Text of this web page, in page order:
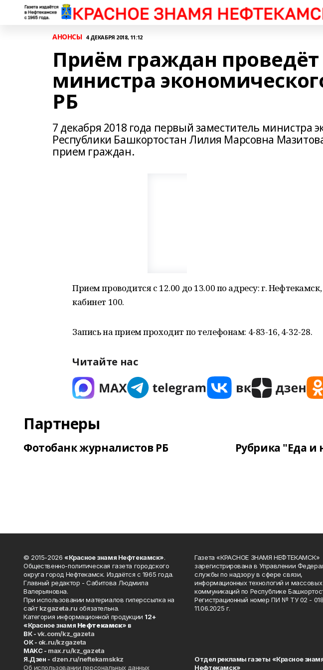
АНОНСЫ 4 ДЕКАБРЯ 2018, 11:12
Приём граждан
министра
РБ
7 декабря 2018 года первый заместитель министра
Республики Башкортостан Лилия Марсовна
прием граждан.
Прием проводится с 12.00 до 13.00 по адресу: г.
кабинет 100.
Запись на прием проходит по телефонам: 4-83-16, 4-32-28.
Читайте нас
Партнеры
Фотобанк журналистов РБ Рубрика "Еда и
© 2015-2026 «Красное знамя Нефтекамск».
Общественно-политическая газета городского
округа город Нефтекамск. Издаётся с 1965 года.
Главный редактор - Сабитова Людмила
Валерьяновна.
При использовании материалов гиперссылка на
сайтkzgazeta.ru обязательна.
Категория информационной продукции 12+
«Красное знамя Нефтекамск» в
ВК -vk.com/kz_gazeta
ОК - ok.ru/kzgazeta
MAKC - max.ru/kz_gazeta
Я.Дзен - dzen.ru/neftekamskkz
Об использовании персональных данных
Газета «КРАСНОЕ ЗНАМЯ НЕФТЕКАМСК»
зарегистрирована в Управлении
службы по надзору в сфере связи,
информационных технологий и массовых
коммуникаций по Республике
Регистрационный номер ПИ № ТУ 02 -
11.06.2025 г.
Отдел рекламы газеты «Красное
Нефтекамск»